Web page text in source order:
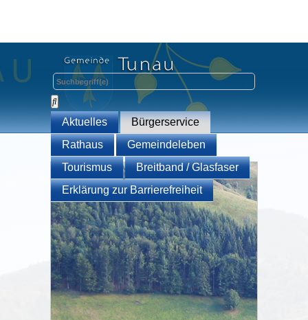
Aktuelles
Bürgerservice
Rathaus
Gemeindeleben
Tourismus
Breitband / Glasfaser
Erklärung zur Barrierefreiheit